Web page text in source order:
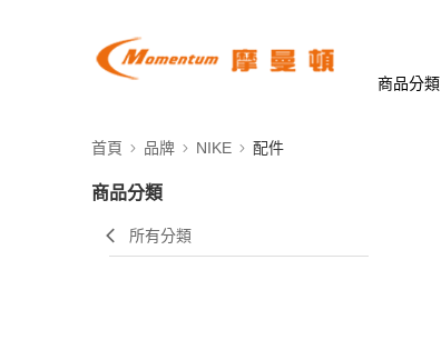
商品分類
首頁 品牌 NIKE 配件
商品分類
所有分類